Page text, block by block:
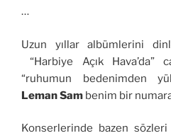
…
Uzun yıllar albümlerini
“Harbiye Açık Hava’da”
“ruhumun bedenimden
Leman Sam benim bir
Konserlerinde bazen